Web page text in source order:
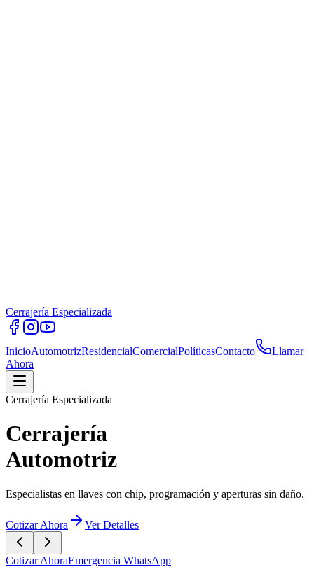
Cerrajería Especializada
InicioAutomotrizResidencialComercialPolíticasContacto
Llamar
Ahora
Cotizar AhoraEmergencia WhatsApp